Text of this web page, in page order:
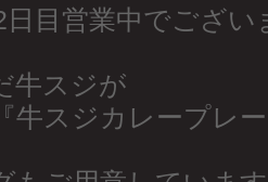
目営業中でござい
牛スジが
牛スジカレープレ